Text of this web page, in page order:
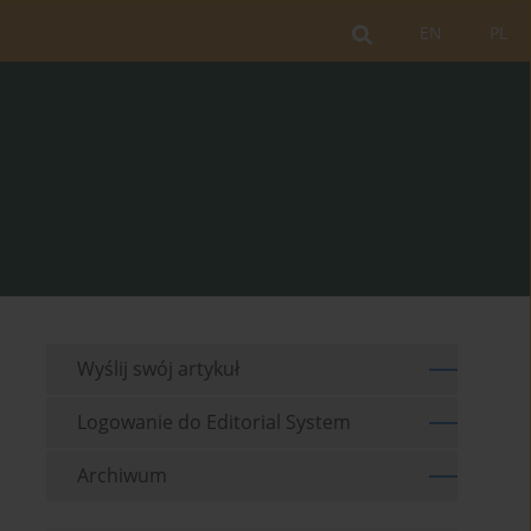
PL
EN
Wyślij swój artykuł
Logowanie do Editorial System
Archiwum